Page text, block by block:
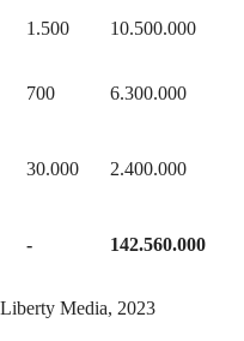
1.500 10.500.000
700 6.300.000
30.000 2.400.000
- 142.560.000
Media, 2023